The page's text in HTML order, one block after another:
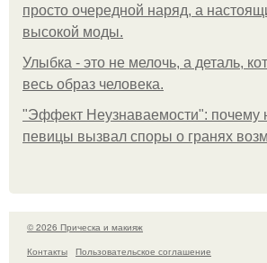
просто очередной наряд, а
высокой моды.
Улыбка - это не мелочь, а деталь,
весь образ человека.
"Эффект Неузнаваемости": почему
певицы вызвал споры о гранях
© 2026 Прическа и макияж
Контакты
Пользовательское соглашение